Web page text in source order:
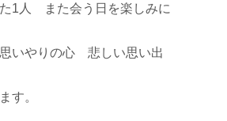
た1人 また会う日を楽しみに
いやりの心 悲しい思い出
す。